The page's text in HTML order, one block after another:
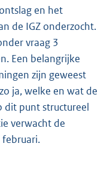
en het
de IGZ onderzocht.
vraag 3
Een belangrijke
zijn geweest
ja, welke en wat de
punt structureel
verwacht de